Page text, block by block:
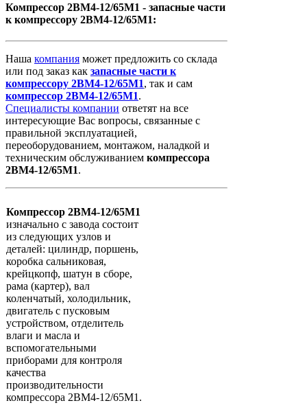
Компрессор 2ВМ4-12/65М1 - запасные части
к компрессору 2ВМ4-12/65М1:
Наша компания может предложить со склада
или под заказ как запасные части к
компрессору 2ВМ4-12/65М1, так и сам
компрессор 2ВМ4-12/65М1.
Специалисты компании ответят на все
интересующие Вас вопросы, связанные с
правильной эксплуатацией,
переоборудованием, монтажом, наладкой и
техническим обслуживанием компрессора
2ВМ4-12/65М1.
Компрессор 2ВМ4-12/65М1
изначально с завода состоит
из следующих узлов и
деталей: цилиндр, поршень,
коробка сальниковая,
крейцкопф, шатун в сборе,
рама (картер), вал
коленчатый, холодильник,
двигатель с пусковым
устройством, отделитель
влаги и масла и
вспомогательными
приборами для контроля
качества
производительности
компрессора 2ВМ4-12/65М1.